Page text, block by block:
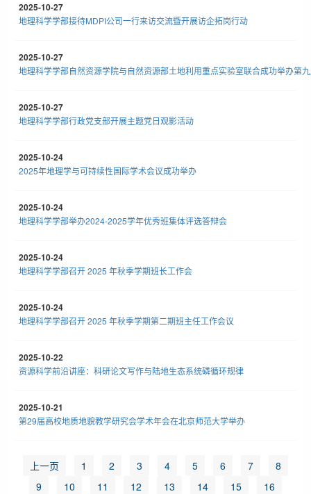
2025-10-27
地理科学学部接待MDPI公司一行来访交流暨开展访企拓岗行动
2025-10-27
地理科学学部自然资源学院与自然资源部土地利用重点实验室联合成功举办第
2025-10-27
地理科学学部行政党支部开展主题党日观影活动
2025-10-24
2025年地理学与可持续性国际学术会议成功举办
2025-10-24
地理科学学部举办2024-2025学年优秀班集体评选答辩会
2025-10-24
地理科学学部召开 2025 年秋季学期班长工作会
2025-10-24
地理科学学部召开 2025 年秋季学期第二期班主任工作会议
2025-10-22
资源科学前沿讲座：科研论文写作与陆地生态系统磷循环规律
2025-10-21
第29届高校地质地貌教学研究会学术年会在北京师范大学举办
上一页 1 2 3 4 5 6 7
8
9
10 11 12 13 14 15
16